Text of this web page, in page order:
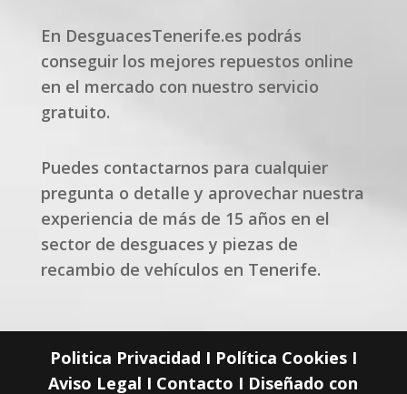
En DesguacesTenerife.es podrás
conseguir los mejores repuestos online
en el mercado con nuestro servicio
gratuito.
Puedes contactarnos para cualquier
pregunta o detalle y aprovechar nuestra
experiencia de más de 15 años en el
sector de desguaces y piezas de
recambio de vehículos en Tenerife.
Politica Privacidad I Política CookiesI
Aviso Legal I Contacto I Diseñado con